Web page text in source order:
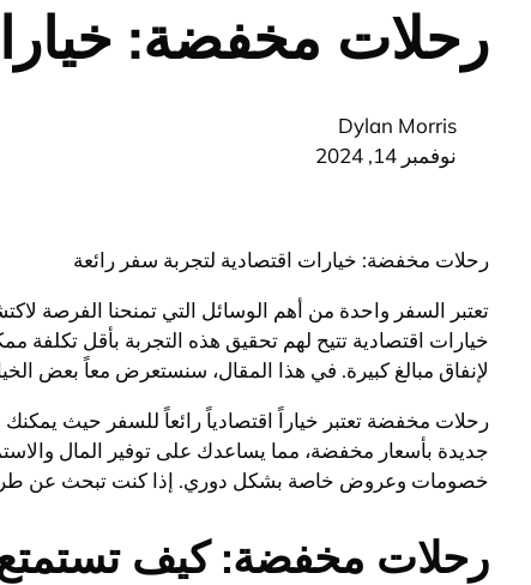
رحلات مخفضة:
Dylan Morris
نوفمبر 14, 2024
رحلات مخفضة: خيارات اقتصادية لتجربة سفر رائعة
تعتبر السفر واحدة من أهم الوسائل التي تمنحنا الفرصة
خيارات اقتصادية تتيح لهم تحقيق هذه التجربة بأقل
لإنفاق مبالغ كبيرة. في هذا المقال، سنستعرض معاً بعض
رحلات مخفضة تعتبر خياراً اقتصادياً رائعاً للسفر حيث
جديدة بأسعار مخفضة، مما يساعدك على توفير المال
خصومات وعروض خاصة بشكل دوري. إذا كنت تبحث عن طريقة
رحلات مخفضة: كيف تستمتع